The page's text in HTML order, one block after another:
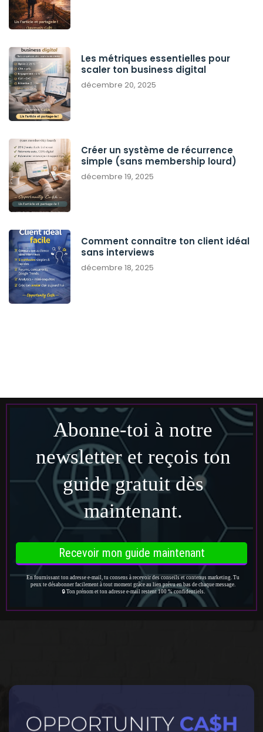
Les métriques essentielles pour
scaler ton business digital
décembre 20, 2025
Créer un système de récurrence
simple (sans membership lourd)
décembre 19, 2025
Comment connaître ton client idéal
sans interviews
décembre 18, 2025